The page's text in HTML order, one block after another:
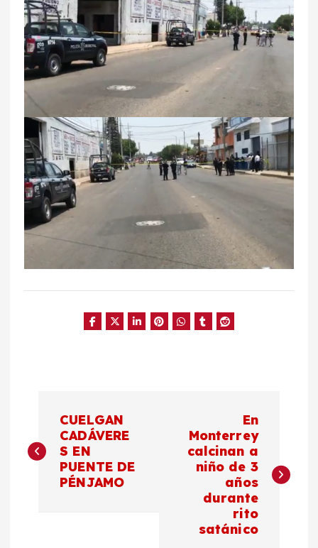
a
CUELGAN
CADÁVERE
S EN
PUENTE DE
PÉNJAMO
En
Monterrey
calcinan a
niño de 3
años
durante
rito
satánico